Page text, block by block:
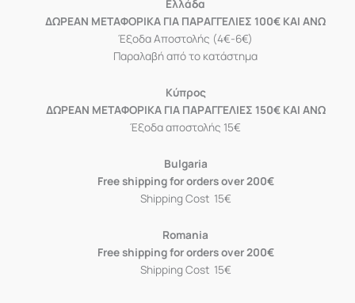
Eλλάδα
ΔΩΡΕΑΝ ΜΕΤΑΦΟΡΙΚΑ ΓΙΑ ΠΑΡΑΓΓΕΛΙΕΣ 100€ ΚΑΙ ΑΝΩ
Έξοδα Αποστολής (4€-6€)
Παραλαβή από το κατάστημα
Κύπρος
ΔΩΡΕΑΝ ΜΕΤΑΦΟΡΙΚΑ ΓΙΑ ΠΑΡΑΓΓΕΛΙΕΣ 150€ ΚΑΙ ΑΝΩ
Έξοδα αποστολής 15€
Bulgaria
Free shipping for orders over 200€
Shipping Cost 15€
Romania
Free shipping for orders over 200€
Shipping Cost 15€